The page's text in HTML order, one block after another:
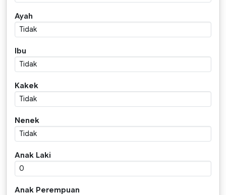
Ayah
Ibu
Kakek
Nenek
Anak Laki
Anak Perempuan